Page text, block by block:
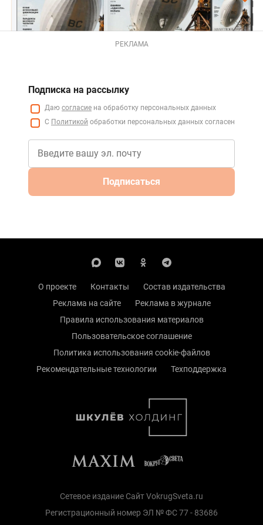
РЕКЛАМА
Подписка на рассылку
Даю согласие на обработку персональных данных
С Политикой обработки персональных данных согласен
Подписаться
О проекте Контакты
Состав издательства
Реклама на сайте
Реклама в журнале
Правила использования материалов
Пользовательское соглашение
Политика использования cookie-файлов
Рекомендательные технологии
Техподдержка
Сетевое издание Сайт VokrugSveta.ru
Регистрационный номер ЭЛ № ФС 77 - 83686